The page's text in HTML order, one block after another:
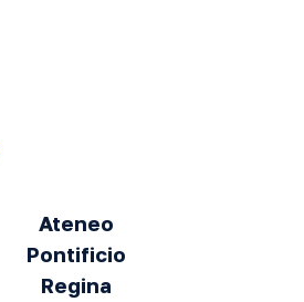
Ateneo
Pontificio
Regina